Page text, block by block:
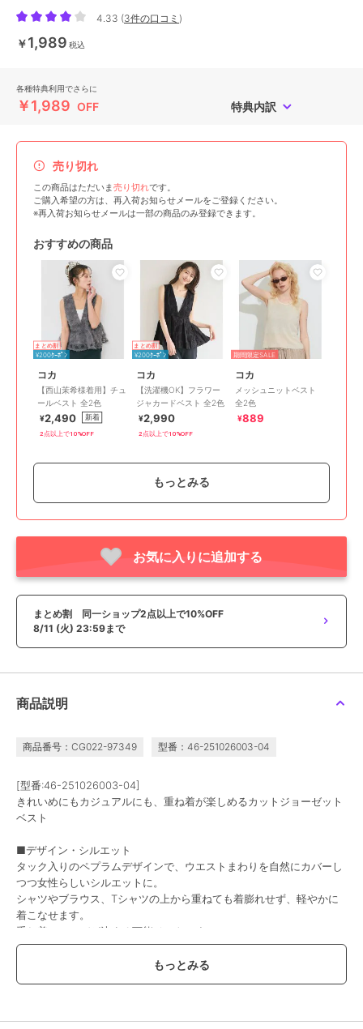
4.33 (3件の口コミ )
￥1,989 税込
各種特典利用でさらに
￥1,989 OFF 特典内訳
売り切れ
この商品はただいま売り切れです。
ご購入希望の方は、再入荷お知らせメールをご登録ください。
※再入荷お知らせメールは一部の商品のみ登録できます。
おすすめの商品
まとめ割
¥200ｸｰﾎﾟﾝ
コカ
【西山茉希様着用】チュ
ールベスト 全2色
¥2,490 新着
2点以上で10%OFF
まとめ割
¥200ｸｰﾎﾟﾝ
コカ
【洗濯機OK】フラワー
ジャカードベスト 全2色
¥2,990
2点以上で10%OFF
期間限定SALE
コカ
メッシュニットベスト
全2色
¥889
コカ
¥ 1,490 新着
¥200ｸｰﾎﾟﾝ
コカ
¥2,490
期間限定SALE
コカ
期間限定SALE まとめ割
コカ
プラムベスト 全2色
¥ 1,290
まとめ割
コカ
ラメふんわりシャギーV
ネックニットベスト 全2
もっとみる
お気に入りに追加する
まとめ割 同一ショップ2点以上で10%OFF
8/11 (火) 23:59まで
商品説明
商品番号：CG022-97349 型番：46-251026003-04
[型番:46-251026003-04]
きれいめにもカジュアルにも、重ね着が楽しめるカットジョーゼット
ベスト
■デザイン・シルエット
タック入りのペプラムデザインで、ウエストまわりを自然にカバーし
つつ女性らしいシルエットに。
シャツやブラウス、Tシャツの上から重ねても着膨れせず、軽やかに
着こなせます。
重ね着でコーデが決まる万能ベストです。
・柔らかくストレッチ性のあるカットジョーゼット素材